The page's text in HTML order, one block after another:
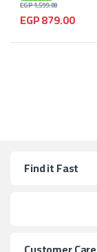
EGP879.00
EGP1,599.00
Find it Fast